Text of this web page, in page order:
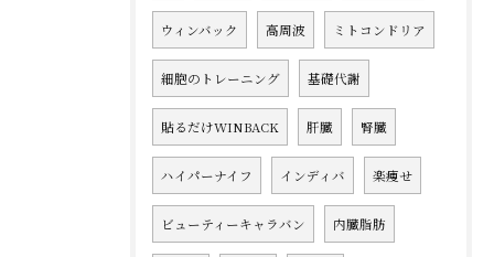
ウィンバック 高周波 ミトコンドリア
細胞のトレーニング 基礎代謝
貼るだけWINBACK 肝臓 腎臓
ハイパーナイフ インディバ 楽痩せ
ビューティーキャラバン 内臓脂肪